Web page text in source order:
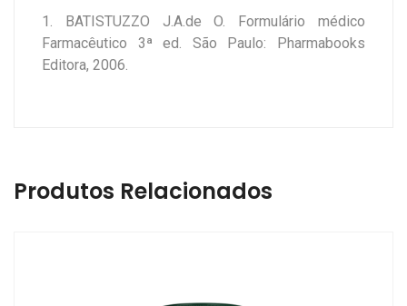
1. BATISTUZZO J.A.de O. Formulário médico
Farmacêutico 3ª ed. São Paulo: Pharmabooks
Editora, 2006.
Produtos Relacionados